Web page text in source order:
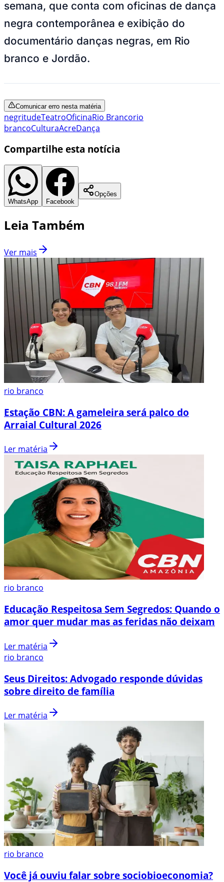
semana, que conta com oficinas de dança
negra contemporânea e exibição do
documentário danças negras, em Rio
branco e Jordão.
Comunicar erro nesta matéria
negritudeTeatroOficinaRio Brancorio
brancoCulturaAcreDança
Compartilhe esta notícia
WhatsApp Facebook
Opções
Leia Também
Ver mais
rio branco
Estação CBN: A gameleira será palco do
Arraial Cultural 2026
Ler matéria
rio branco
Educação Respeitosa Sem Segredos: Quando o
amor quer mudar mas as feridas não deixam
Ler matéria
rio branco
Seus Direitos: Advogado responde dúvidas
sobre direito de família
Ler matéria
rio branco
Você já ouviu falar sobre sociobioeconomia?